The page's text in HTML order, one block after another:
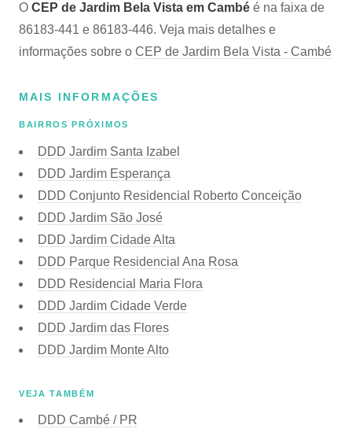
O CEP de Jardim Bela Vista em Cambé é na faixa de
86183-441 e 86183-446. Veja mais detalhes e
informações sobre o CEP de Jardim Bela Vista - Cambé
MAIS INFORMAÇÕES
BAIRROS PRÓXIMOS
DDD Jardim Santa Izabel
DDD Jardim Esperança
DDD Conjunto Residencial Roberto Conceição
DDD Jardim São José
DDD Jardim Cidade Alta
DDD Parque Residencial Ana Rosa
DDD Residencial Maria Flora
DDD Jardim Cidade Verde
DDD Jardim das Flores
DDD Jardim Monte Alto
VEJA TAMBÉM
DDD Cambé / PR